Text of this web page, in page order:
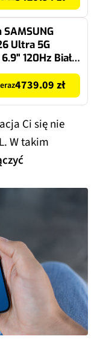
Ultra 5G
120Hz Biały
4739.09 zł
Ci się nie
W takim